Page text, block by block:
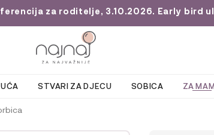
za roditelje, 3.10.2026. Early bird
STVARI ZA DJECU SOBICA ZA